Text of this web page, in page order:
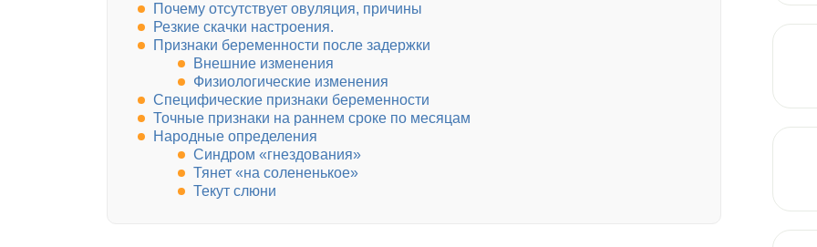
Почему отсутствует овуляция, причины
Резкие скачки настроения.
Признаки беременности после задержки
Внешние изменения
Физиологические изменения
Специфические признаки беременности
Точные признаки на раннем сроке по месяцам
Народные определения
Синдром «гнездования»
Тянет «на солененькое»
Текут слюни